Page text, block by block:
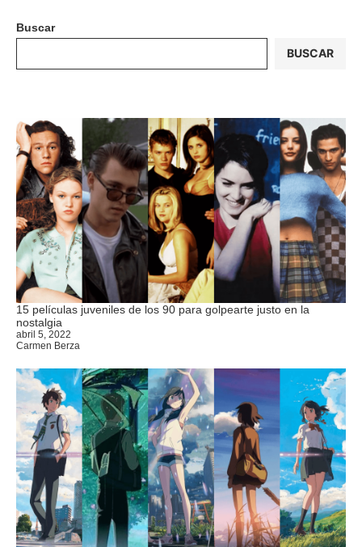
Buscar
BUSCAR
15 películas juveniles de los 90 para golpearte justo en la
nostalgia
abril 5, 2022
Carmen Berza